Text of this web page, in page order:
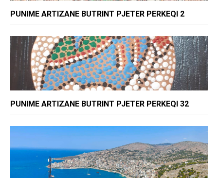
PUNIME ARTIZANE BUTRINT PJETER PERKEQI 2
PUNIME ARTIZANE BUTRINT PJETER PERKEQI 32